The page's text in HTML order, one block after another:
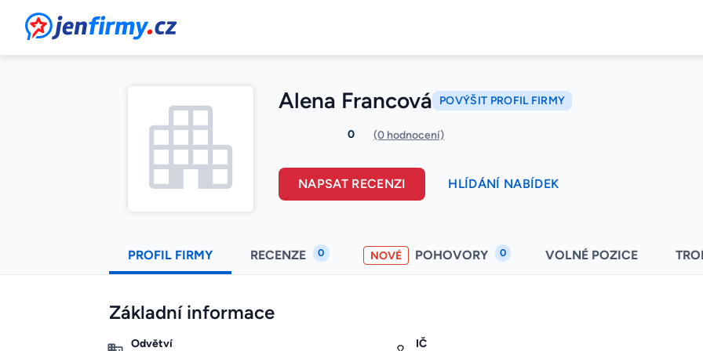
JenFirmy.cz
Alena Francová POVÝŠIT PROFIL FIRMY
0 (0 hodnocení)
NAPSAT RECENZI HLÍDÁNÍ NABÍDEK
PROFIL FIRMY RECENZE 0 NOVÉ POHOVORY 0 VOLNÉ POZICE
Základní informace
Odvětví IČ